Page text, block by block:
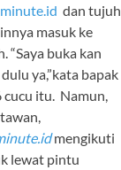
dan tujuh
masuk ke
“Saya buka kan
ya,”kata bapak
cucu itu. Namun,
mengikuti
lewat pintu